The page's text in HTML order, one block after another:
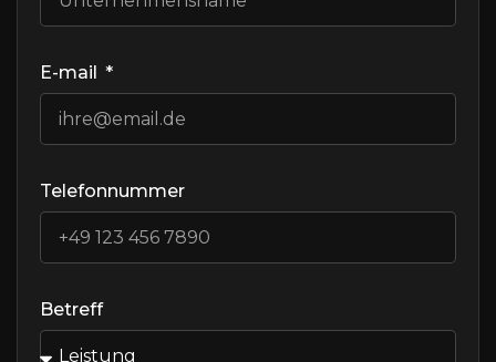
E-mail
Telefonnummer
Betreff